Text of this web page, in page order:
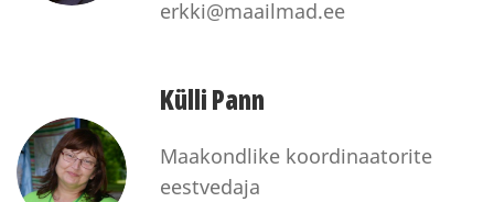
erkki@maailmad.ee
Külli Pann
Maakondlike koordinaatorite
eestvedaja